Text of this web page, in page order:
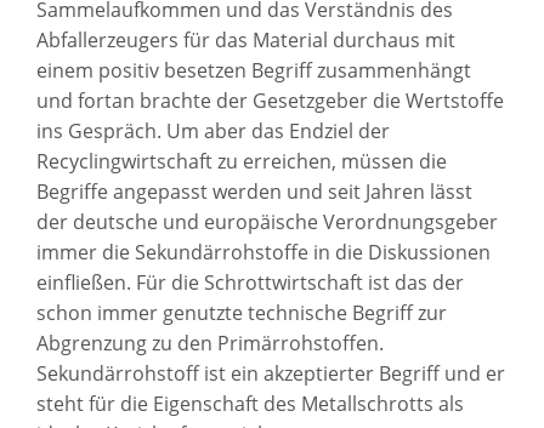
Sammelaufkommen und das Verständnis des
Abfallerzeugers für das Material durchaus mit
einem positiv besetzen Begriff zusammenhängt
und fortan brachte der Gesetzgeber die Wertstoffe
ins Gespräch. Um aber das Endziel der
Recyclingwirtschaft zu erreichen, müssen die
Begriffe angepasst werden und seit Jahren lässt
der deutsche und europäische Verordnungsgeber
immer die Sekundärrohstoffe in die Diskussionen
einfließen. Für die Schrottwirtschaft ist das der
schon immer genutzte technische Begriff zur
Abgrenzung zu den Primärrohstoffen.
Sekundärrohstoff ist ein akzeptierter Begriff und er
steht für die Eigenschaft des Metallschrotts als